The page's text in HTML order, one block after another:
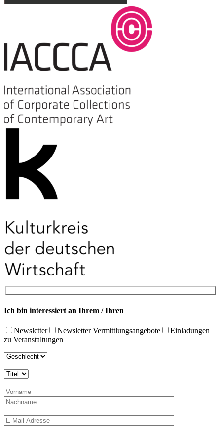
Ich bin interessiert an Ihrem / Ihren
Newsletter Newsletter Vermittlungsangebote
Einladungen
zu Veranstaltungen